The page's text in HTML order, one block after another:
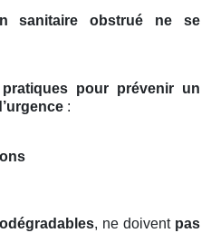
sanitaire obstrué ne se
pour prévenir un
:
, ne doivent pas